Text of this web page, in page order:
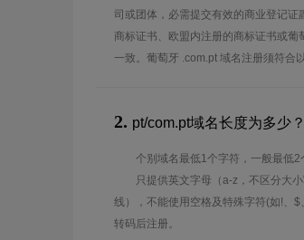
司或团体，必需提交有效的商业登记
商标证书、欧盟内注册的商标证书或
一致。葡萄牙 .com.pt 域名注册须符合
2. pt/com.pt域名长度为多少
个别域名最低1个字符，一般最低2
只提供英文字母（a-z，不区分大
线），不能使用空格及特殊字符(如!、
转码后注册。